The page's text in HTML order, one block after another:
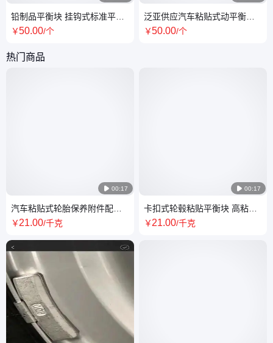
铅制品平衡块 挂钩式标准平衡
块铅制 5g—50g 配重块
￥50.00/个
泛亚供应汽车粘贴式动平衡块
定制轮胎配重块
￥50.00/个
热门商品
 00:17
汽车粘贴式轮胎保养附件配重
块 泛亚定制 量大优惠
￥21.00/千克
 00:17
卡扣式轮毂粘贴平衡块 高粘度
动平衡铅块 规格多样
￥21.00/千克